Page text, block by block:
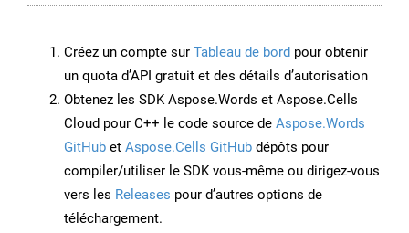
Créez un compte sur Tableau de bord pour obtenir
un quota d’API gratuit et des détails d’autorisation
Obtenez les SDK Aspose.Words et Aspose.Cells
Cloud pour C++ le code source de Aspose.Words
GitHub et Aspose.Cells GitHub dépôts pour
compiler/utiliser le SDK vous-même ou dirigez-vous
vers les Releases pour d’autres options de
téléchargement.